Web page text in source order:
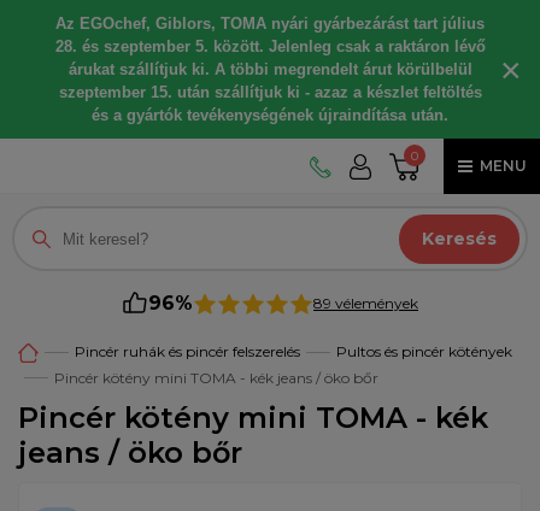
Az EGOchef, Giblors, TOMA nyári gyárbezárást tart július
28. és szeptember 5. között. Jelenleg csak a raktáron lévő
árukat szállítjuk ki. A többi megrendelt árut körülbelül
szeptember 15. után szállítjuk ki - azaz a készlet feltöltés
és a gyártók tevékenységének újraindítása után.
×
0
MENU
Keresés
96% 89 vélemények
Pincér ruhák és pincér felszerelés
Pultos és pincér kötények
Pincér kötény mini TOMA - kék jeans / öko bőr
Pincér kötény mini TOMA - kék
jeans / öko bőr